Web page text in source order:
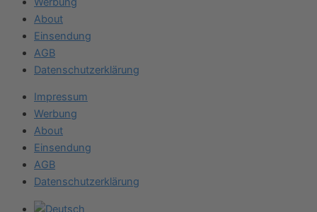
About
Einsendung
AGB
Datenschutzerklärung
Impressum
Werbung
About
Einsendung
AGB
Datenschutzerklärung